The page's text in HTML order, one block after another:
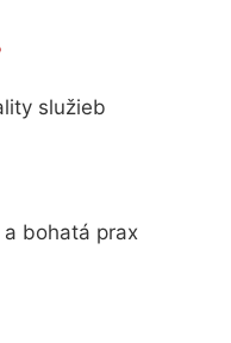
služieb
bohatá prax